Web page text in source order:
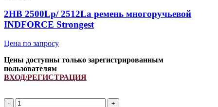
2HB 2500Lp/ 2512La ремень многоручьевой
INDFORCE Strongest
Цена по запросу
Цены доступны только зарегистрированным
пользователям
ВХОД/РЕГИСТРАЦИЯ
2HB